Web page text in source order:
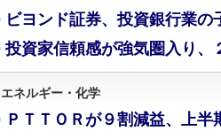
ビヨンド証券、投資銀行業の
投資家信頼感が強気圏入り、
エネルギー・化学
ＰＴＴＯＲが９割減益、上半